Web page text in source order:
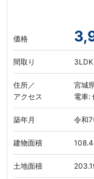
価格
間取り 3LDK
住所／
アクセス
宮城
電車:
築年月 令和7
建物面積
土地面積